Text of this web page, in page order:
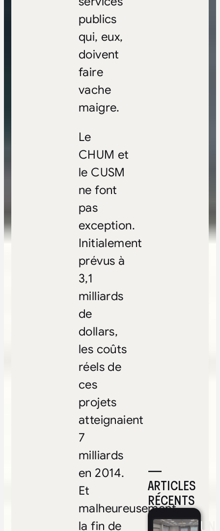
—
ARTICLES
RÉCENTS
publics
qui, eux,
doivent
faire
vache
maigre.
Le
CHUM et
le CUSM
ne font
pas
exception.
Initialement
prévus à
3,1
milliards
de
dollars,
les coûts
réels de
ces
projets
atteignaient
7
milliards
en 2014.
Et
malheureusement,
la fin de